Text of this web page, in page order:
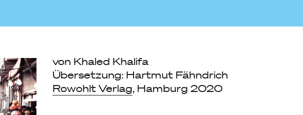
von Khaled Khalifa
Übersetzung: Hartmut Fähndrich
Rowohlt Verlag, Hamburg 2020